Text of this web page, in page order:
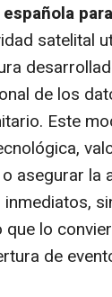
satelital
de los
Este
asegurar la
lo
de